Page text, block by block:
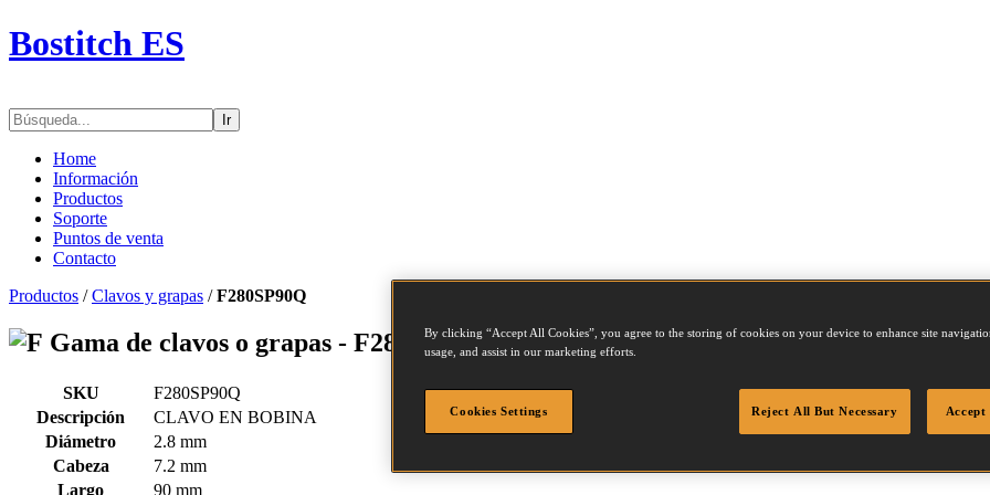
Bostitch ES
Ir
Home
Información
Productos
Soporte
Puntos de venta
Contacto
Productos /Clavos y grapas /F280SP90Q
Gama de clavos o grapas - F280SP90Q
SKU
F280SP90Q
Descripción
CLAVO EN BOBINA
Diámetro
2.8 mm
Cabeza
7.2 mm
Largo
90 mm
By clicking “Accept All Cookies”, you agree to the storing of cookies on your device to enhance site
usage, and assist in our marketing efforts.
Cookies Settings Reject All But Necessary Accept